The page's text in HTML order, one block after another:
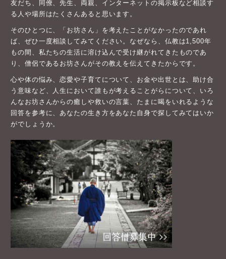
友だち、同僚、先生、両親、インターネットの掲示板など相談す
る人や場所はたくさんあると思います。
そのひとつに、「お坊さん」を考えたことがなかったのであれ
ば、ぜひ一度相談してみてください。なぜなら、仏教は1,500年
もの間、私たちの生活に溶け込んで受け継がれてきたものであ
り、僧侶であるお坊さんがその教えを伝えてきたからです。
心や体の悩み、恋愛や子育てについて、お金や出世とは、助け合
う意味など、人生において誰もが考えることがらについて、いろ
んなお坊さんからの癒しや救いの言葉、たまに喝をいれるような
回答を参考に、あなたの生き方をあなた自身で探してみてはいか
がでしょうか。